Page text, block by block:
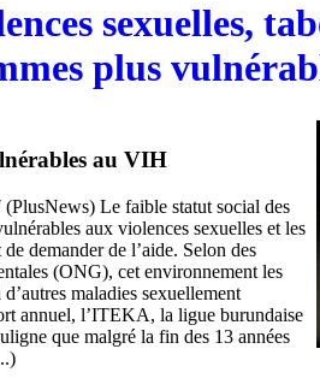
sexuelles,
plus
au VIH
Le faible statut social des
aux violences sexuelles et les
demander de l’aide. Selon des
(ONG), cet environnement les
maladies sexuellement
annuel, l’ITEKA, la ligue burundaise
que malgré la fin des 13 années